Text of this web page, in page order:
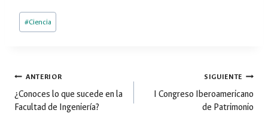
Etiquetas
de
#Ciencia
Navegación
de
ANTERIOR
¿Conoces lo que sucede en la
Facultad de Ingeniería?
SIGUIENTE
I Congreso Iberoamericano
de Patrimonio